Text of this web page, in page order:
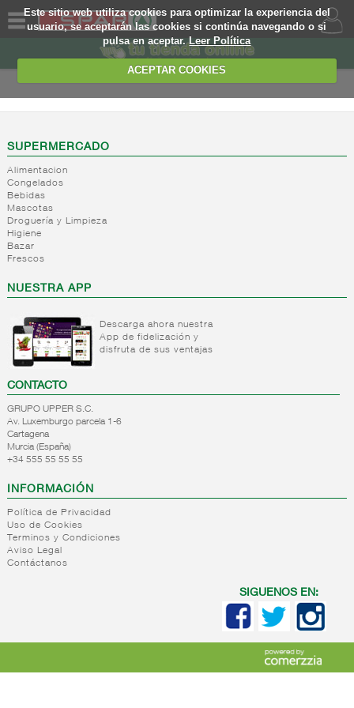
Este sitio web utiliza cookies para optimizar la experiencia del
usuario, se aceptarán las cookies si continúa navegando o si
pulsa en aceptar.Leer Política
ACEPTAR COOKIES
SOMOS
WEB
EJEMPLO
SUPERMERCADO
Alimentacion
Congelados
Bebidas
Mascotas
Droguería y Limpieza
Higiene
Bazar
Frescos
NUESTRA APP
Descarga ahora nuestra
App de fidelización y
disfruta de sus ventajas
CONTACTO
GRUPO UPPER S.C.
Av. Luxemburgo parcela 1-6
Cartagena
Murcia (España)
+34 555 55 55 55
INFORMACIÓN
Política de Privacidad
Uso de Cookies
Terminos y Condiciones
Aviso Legal
Contáctanos
SIGUENOS EN: